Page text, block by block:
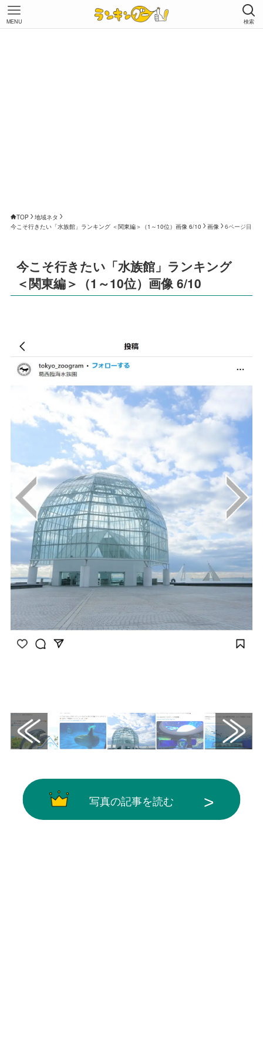
検索
MENU
TOP
地域ネタ
今こそ行きたい「水族館」ランキング ＜関東編＞（1～10位）画像 6/10
画像 6ページ目
今こそ行きたい「水族館」ランキング
＜関東編＞（1～10位）画像 6/10
写真の記事を読む